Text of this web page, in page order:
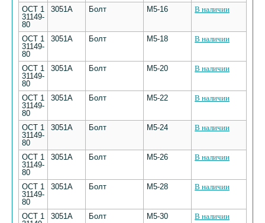
ОСТ 1
31149-
80
3051А Болт М5-16 В наличии
ОСТ 1
31149-
80
3051А Болт М5-18 В наличии
ОСТ 1
31149-
80
3051А Болт М5-20 В наличии
ОСТ 1
31149-
80
3051А Болт М5-22 В наличии
ОСТ 1
31149-
80
3051А Болт М5-24 В наличии
ОСТ 1
31149-
80
3051А Болт М5-26 В наличии
ОСТ 1
31149-
80
3051А Болт М5-28 В наличии
ОСТ 1
3051А Болт М5-30 В наличии